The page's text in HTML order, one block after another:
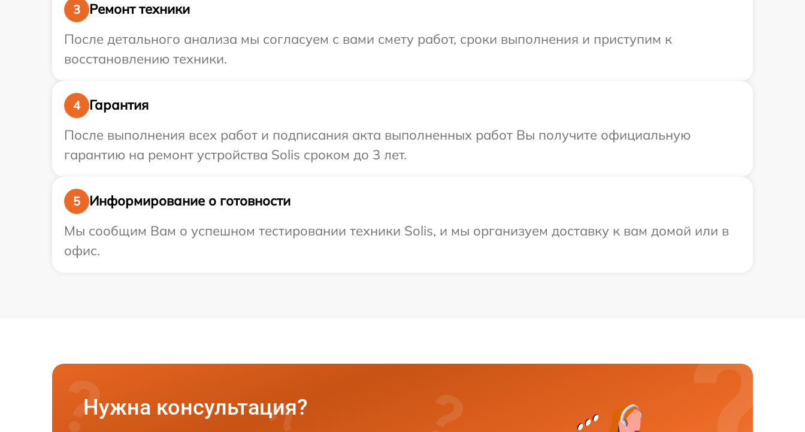
3
Ремонт техники
После детального анализа мы согласуем с вами смету работ, сроки выполнения и приступим к
восстановлению техники.
4
Гарантия
После выполнения всех работ и подписания акта выполненных работ Вы получите официальную
гарантию на ремонт устройства Solis сроком до 3 лет.
5
Информирование о готовности
Мы сообщим Вам о успешном тестировании техники Solis, и мы организуем доставку к вам домой или в
офис.
Нужна консультация?